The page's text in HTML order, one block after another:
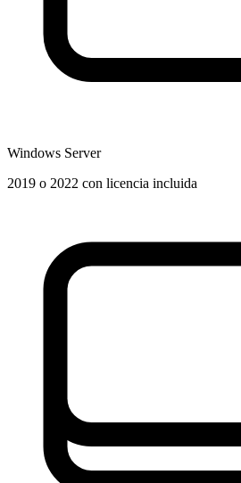
Windows Server
2019 o 2022 con licencia incluida